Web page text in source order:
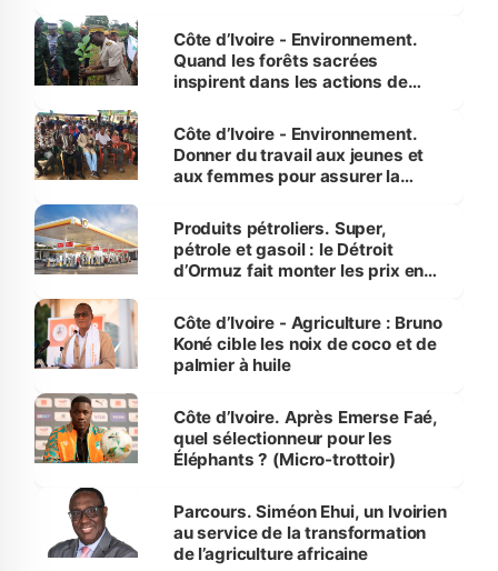
Côte d’Ivoire - Environnement.
Quand les forêts sacrées
inspirent dans les actions de
Côte d’Ivoire - Environnement.
Donner du travail aux jeunes et
aux femmes pour assurer la
menacées
Produits pétroliers. Super,
pétrole et gasoil : le Détroit
d’Ormuz fait monter les prix en
Côte d’Ivoire - Agriculture : Bruno
Koné cible les noix de coco et de
palmier à huile
Côte d’Ivoire. Après Emerse Faé,
quel sélectionneur pour les
Éléphants ? (Micro-trottoir)
Parcours. Siméon Ehui, un Ivoirien
au service de la transformation
de l’agriculture africaine